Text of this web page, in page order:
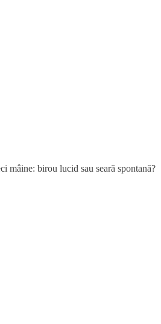
mâine: birou lucid sau seară spontană?